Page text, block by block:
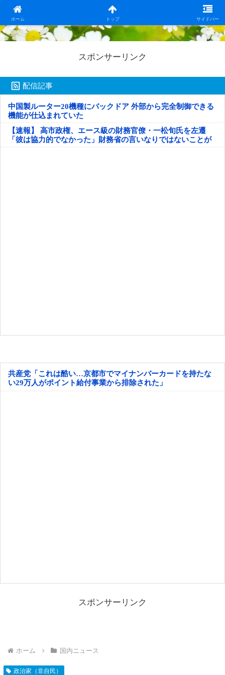
ホーム トップ サイドバー
日本第一！ニュース録
スポンサーリンク
配信記事
中国製ルーター20機種にバックドア 外部から完全制御できる
機能が仕込まれていた
【速報】 高市政権、エース級の財務官僚・一松旬氏を左遷
「彼は協力的でなかった」財務省の言いなりではないことが
判明
共産党「これは酷い…京都市でマイナンバーカードを持たな
い29万人がポイント給付事業から排除された」
スポンサーリンク
ホーム 国内ニュース
政治家（非自民）